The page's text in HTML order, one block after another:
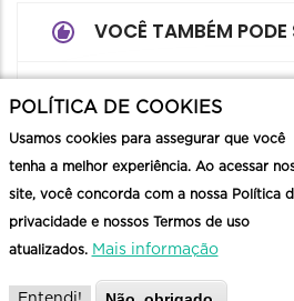
VOCÊ TAMBÉM PODE
POLÍTICA DE COOKIES
Usamos cookies para assegurar que você
tenha a melhor experiência. Ao acessar
site, você concorda com a nossa Política
privacidade e nossos Termos de uso
atualizados. Mais informação